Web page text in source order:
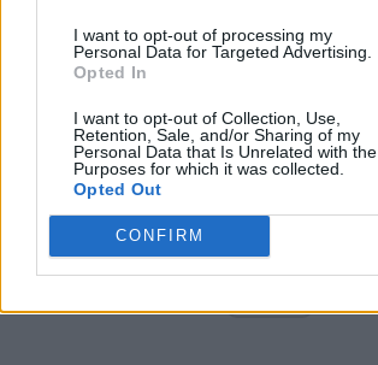
I want to opt-out of processing my
Personal Data for Targeted Advertising.
Opted In
I want to opt-out of Collection, Use,
Retention, Sale, and/or Sharing of my
Personal Data that Is Unrelated with the
Purposes for which it was collected.
Opted Out
CONFIRM
ad